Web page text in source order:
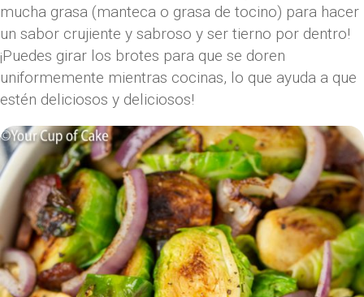
mucha grasa (manteca o grasa de tocino) para hacer
un sabor crujiente y sabroso y ser tierno por dentro!
¡Puedes girar los brotes para que se doren
uniformemente mientras cocinas, lo que ayuda a que
estén deliciosos y deliciosos!